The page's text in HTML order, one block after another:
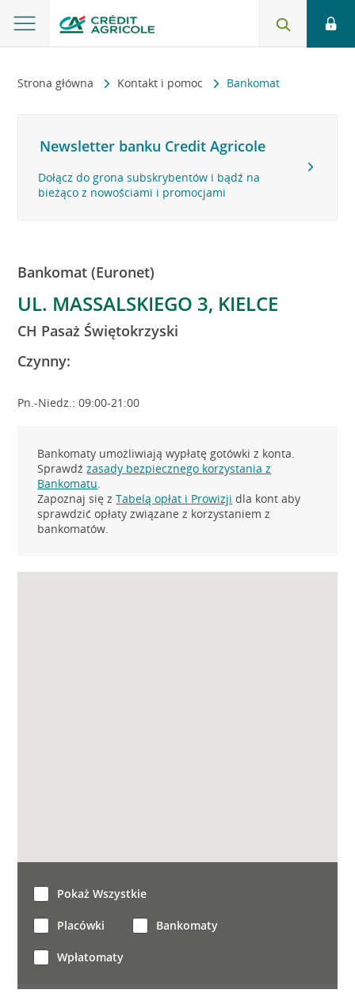
Strona główna Kontakt i pomoc Bankomat
Newsletter banku Credit Agricole
Dołącz do grona subskrybentów i bądź na
bieżąco z nowościami i promocjami
Bankomat (Euronet)
UL. MASSALSKIEGO 3, KIELCE
CH Pasaż Świętokrzyski
Czynny:
Pn.-Niedz.: 09:00-21:00
Bankomaty umożliwiają wypłatę gotówki z konta.
Sprawdźzasady bezpiecznego korzystania z
Bankomatu.
Zapoznaj się zTabelą opłat i Prowizji dla kont aby
sprawdzić opłaty związane z korzystaniem z
bankomatów.
Pokaż Wszystkie
Placówki Bankomaty
Wpłatomaty